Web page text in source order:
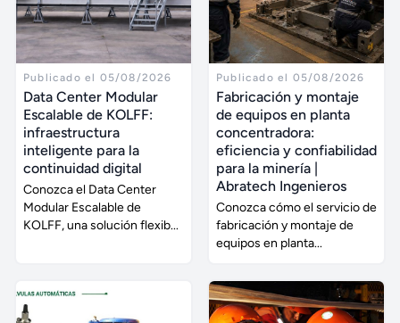
Publicado el 05/08/2026
Data Center Modular
Escalable de KOLFF:
infraestructura
inteligente para la
continuidad digital
Conozca el Data Center
Modular Escalable de
KOLFF, una solución flexib...
Publicado el 05/08/2026
Fabricación y montaje
de equipos en planta
concentradora:
eficiencia y confiabilidad
para la minería |
Abratech Ingenieros
Conozca cómo el servicio de
fabricación y montaje de
equipos en planta...